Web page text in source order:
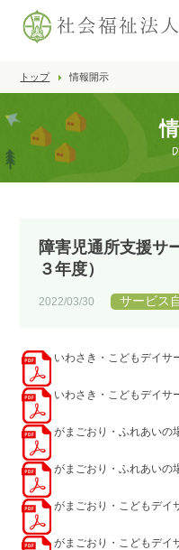
トップ 情報開示
障害児通所支援サ
３年度）
2022/03/30 サービス
いわさき・こどもデイサ
いわさき・こどもデイサ
がまごおり・ふれあいの
がまごおり・ふれあいの
がまごおり・こどもデイ
がまごおり・こどもデイ